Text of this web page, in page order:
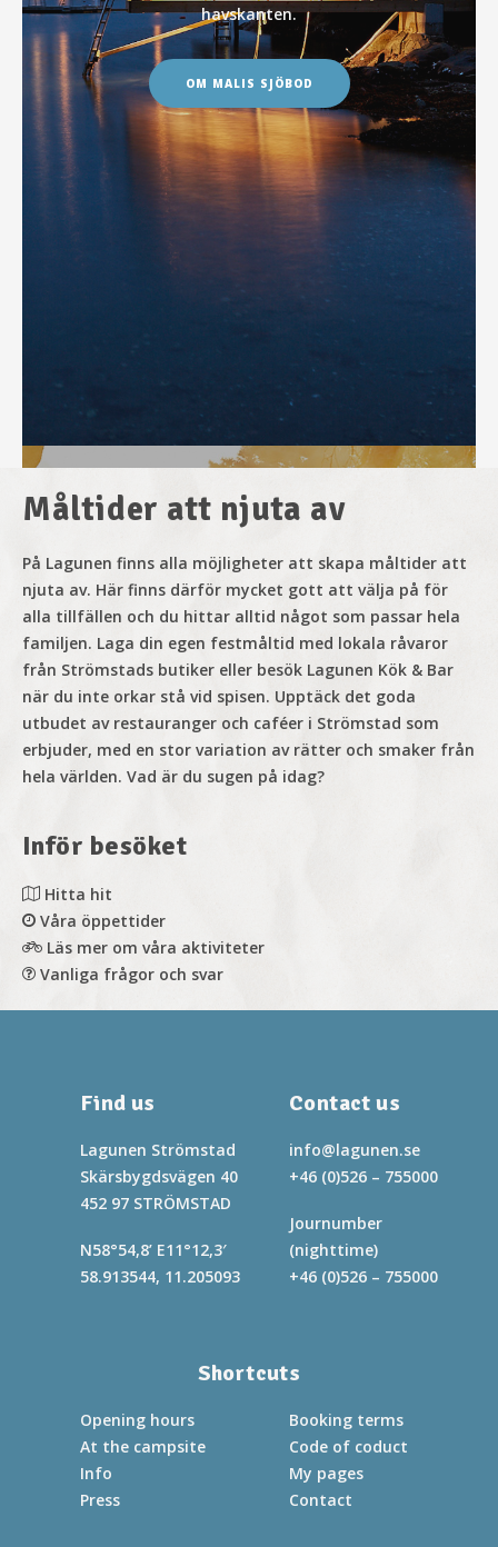
havskanten.
OM MALIS SJÖBOD
alla i vacker miljö nära skog och hav.
Måltider att njuta av
På Lagunen finns alla möjligheter att skapa måltider att
njuta av. Här finns därför mycket gott att välja på för
alla tillfällen och du hittar alltid något som passar hela
familjen. Laga din egen festmåltid med lokala råvaror
från Strömstads butiker eller besök Lagunen Kök & Bar
när du inte orkar stå vid spisen. Upptäck det goda
utbudet av restauranger och caféer i Strömstad som
erbjuder, med en stor variation av rätter och smaker från
hela världen. Vad är du sugen på idag?
Inför besöket
Hitta hit
Våra öppettider
Läs mer om våra aktiviteter
Vanliga frågor och svar
Find us
Lagunen Strömstad
Skärsbygdsvägen 40
452 97 STRÖMSTAD
N58°54,8’ E11°12,3′
58.913544, 11.205093
Contact us
info@lagunen.se
+46 (0)526 – 755000
Journumber
(nighttime)
+46 (0)526 – 755000
Shortcuts
Opening hours
At the campsite
Info
Press
Booking terms
Code of coduct
My pages
Contact